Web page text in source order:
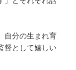
自分の生まれ育
督として嬉しい